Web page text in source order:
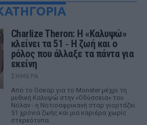
Charlize Theron: Η «Καλυψώ»
κλείνει τα 51 ‑ H ζωή και ο
ρόλος που άλλαξε τα πάντα για
εκείνη
ΣΉΜΕΡΑ
Από το Όσκαρ για το Monster μέχρι τη
μυθική Καλυψώ στην «Οδύσσεια» του
Νόλαν - η Νοτιοαφρικανή σταρ γιορτάζει
51 χρόνια ζωής και μια καριέρα χωρίς
στερεότυπα.